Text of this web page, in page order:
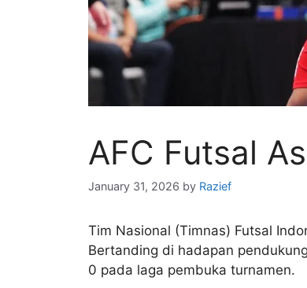
AFC Futsal
January 31, 2026 by Razief
Tim Nasional (Timnas) Futsal
Bertanding di hadapan
0 pada laga pembuka turnamen.